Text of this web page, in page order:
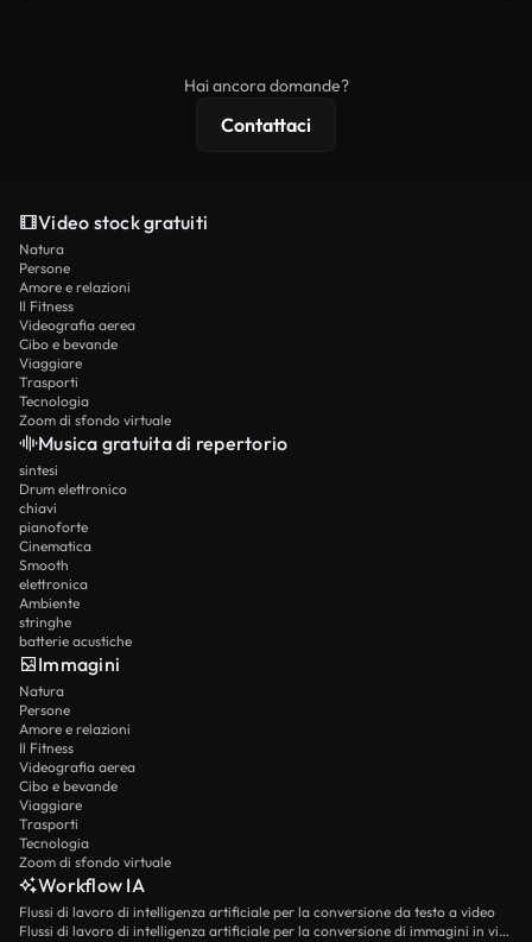
Hai ancora domande?
Contattaci
Video stock gratuiti
Natura
Persone
Amore e relazioni
Il Fitness
Videografia aerea
Cibo e bevande
Viaggiare
Trasporti
Tecnologia
Zoom di sfondo virtuale
Musica gratuita di repertorio
sintesi
Drum elettronico
chiavi
pianoforte
Cinematica
Smooth
elettronica
Ambiente
stringhe
batterie acustiche
Immagini
Natura
Persone
Amore e relazioni
Il Fitness
Videografia aerea
Cibo e bevande
Viaggiare
Trasporti
Tecnologia
Zoom di sfondo virtuale
Workflow IA
Flussi di lavoro di intelligenza artificiale per la conversione da testo a video
Flussi di lavoro di intelligenza artificiale per la conversione di immagini in video